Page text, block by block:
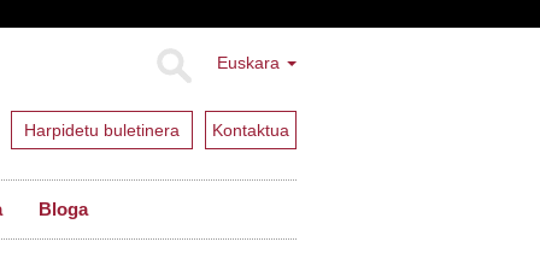
Euskara
Harpidetu buletinera Kontaktua
Bloga